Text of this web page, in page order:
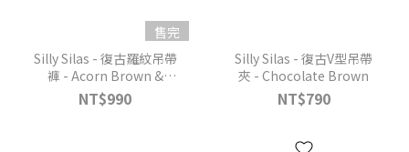
售完
Silly Silas - 復古羅紋吊帶
褲 - Acorn Brown &
Maple Leaf
NT$990
Silly Silas - 復古V型吊帶
夾 - Chocolate Brown
NT$790